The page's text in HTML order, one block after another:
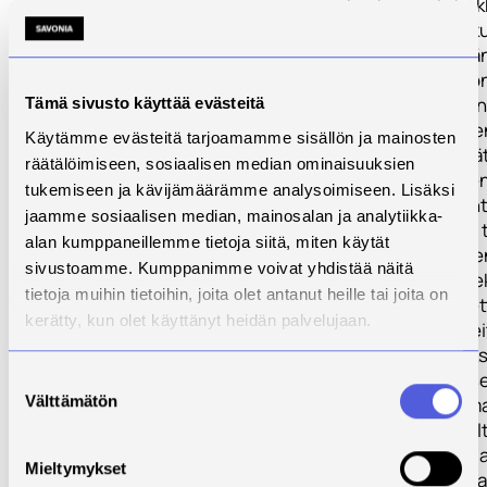
Tämä sivusto käyttää evästeitä
Käytämme evästeitä tarjoamamme sisällön ja mainosten
räätälöimiseen, sosiaalisen median ominaisuuksien
tukemiseen ja kävijämäärämme analysoimiseen. Lisäksi
jaamme sosiaalisen median, mainosalan ja analytiikka-
alan kumppaneillemme tietoja siitä, miten käytät
sivustoamme. Kumppanimme voivat yhdistää näitä
tietoja muihin tietoihin, joita olet antanut heille tai joita on
kerätty, kun olet käyttänyt heidän palvelujaan.
valinta
Välttämätön
Mieltymykset
koska
jäävät noin
uuden
Toiminnan
ulkopuolelle
(TT) ja
metsätieteiden
(LuMet)
molemmat
tukeneet
keskusteltu
farmasian
Jouko
päivityksen
laitteistoa),
Arto Koistisen